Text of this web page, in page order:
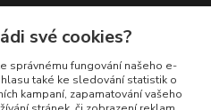
své cookies?
správnému fungování našeho e-
také ke sledování statistik o
kampaní, zapamatování vašeho